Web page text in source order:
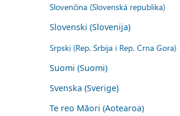
Slovenčina (Slovenská republika)
Slovenski (Slovenija)
Srpski (Rep. Srbija i Rep. Crna Gora)
Suomi (Suomi)
Svenska (Sverige)
Te reo Māori (Aotearoa)